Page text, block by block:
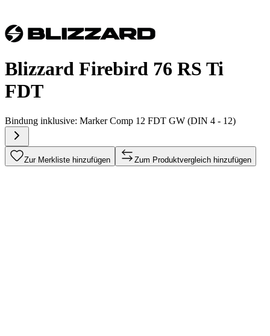
Blizzard Firebird 76 RS Ti
FDT
Bindung inklusive: Marker Comp 12 FDT GW (DIN 4 - 12)
Zur Merkliste hinzufügen Zum Produktvergleich hinzufügen